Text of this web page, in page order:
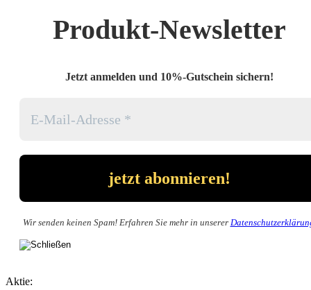
Produkt-Newsletter
Jetzt anmelden und 10%-Gutschein sichern!
Wir senden keinen Spam! Erfahren Sie mehr in unserer
Aktie: